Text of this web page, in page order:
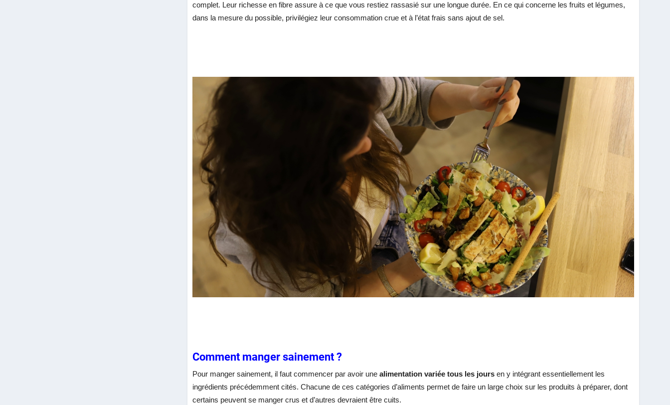
complet. Leur richesse en fibre assure à ce que vous restiez rassasié sur une longue durée. En ce qui concerne les fruits et légumes,
dans la mesure du possible, privilégiez leur consommation crue et à l’état frais sans ajout de sel.
Comment manger sainement ?
Pour manger sainement, il faut commencer par avoir unealimentation variée tous les jours en y intégrant essentiellement les
ingrédients précédemment cités. Chacune de ces catégories d’aliments permet de faire un large choix sur les produits à préparer, dont
certains peuvent se manger crus et d’autres devraient être cuits.